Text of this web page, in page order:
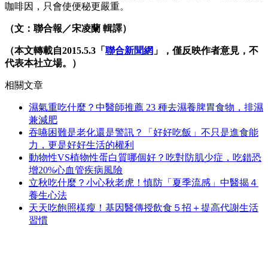
咖啡因，只會使便秘更嚴重。
（文：聯合報／宋凌蘭 輯譯）
（本文轉載自2015.5.3「 聯合新聞網 」，僅反映作者意見，不
代表本社立場。）
相關文章
濕氣重吃什麼？中醫師推薦 23 種去濕養脾胃食物，排濕
兼減肥
吞嚥困難是老化還是警訊？「好好吃飯」不只是進食能
力，更是好好生活的權利
動物性VS植物性蛋白質哪個好？吃對防肌少症，吃錯恐
增20%心血管疾病風險
立秋吃什麼？小心秋老虎！慎防「夏季流感」中醫揭４
養生心法
天天吃飽照樣瘦！基因醫傳授飲食５招＋提高代謝生活
習慣